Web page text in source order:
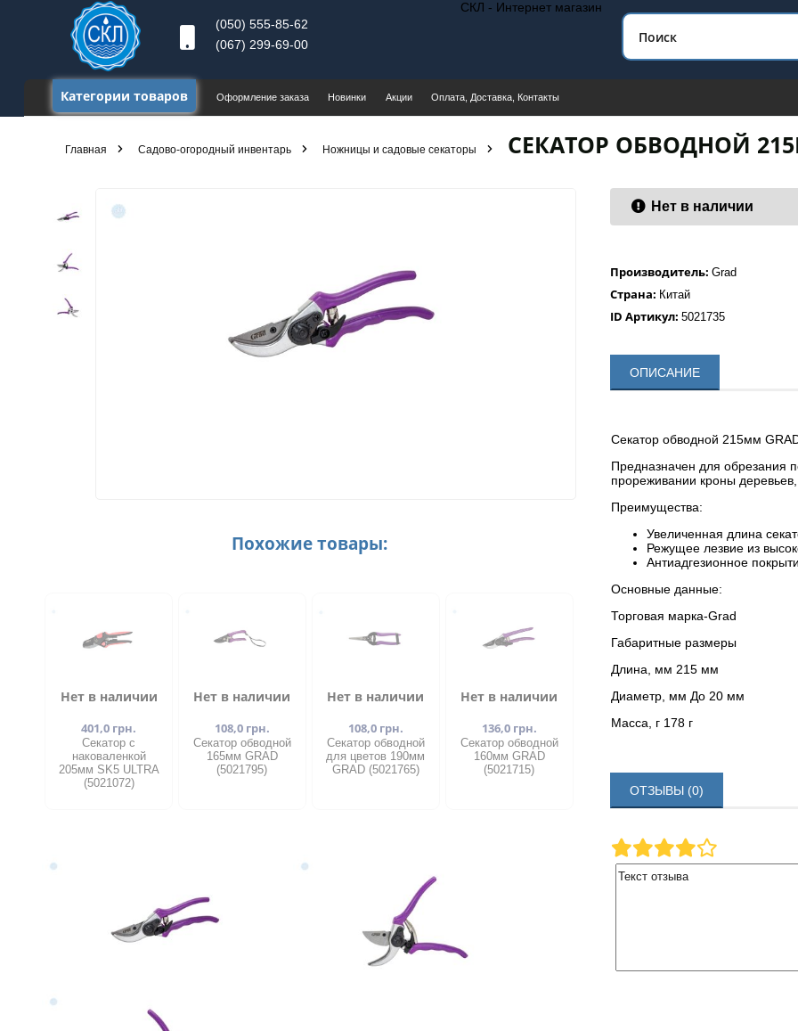
(050) 555-85-62
(067) 299-69-00
СКЛ - Интернет магазин
Категории товаров Оформление заказа Новинки Акции Оплата, Доставка, Контакты
Главная Садово-огородный инвентарь Ножницы и садовые секаторы СЕКАТОР ОБВОДНОЙ
Похожие товары:
Нет в наличии
401,0 грн.
Секатор с
наковаленкой
205мм SK5 ULTRA
(5021072)
Нет в наличии
108,0 грн.
Секатор обводной
165мм GRAD
(5021795)
Нет в наличии
108,0 грн.
Секатор обводной
для цветов 190мм
GRAD (5021765)
Нет в наличии
136,0 грн.
​Секатор обводной
160мм GRAD
(5021715)
Нет в наличии
Производитель: Grad
Страна: Китай
ID Артикул: 5021735
ОПИСАНИЕ
Секатор обводной 215мм
Предназначен для обрезания
прореживании кроны деревьев,
Преимущества:
Увеличенная длина
Режущее лезвие из
Антиадгезионное
Основные данные:
Торговая марка-Grad
Габаритные размеры
Длина, мм 215 мм
Диаметр, мм До 20 мм
Масса, г 178 г
ОТЗЫВЫ (0)